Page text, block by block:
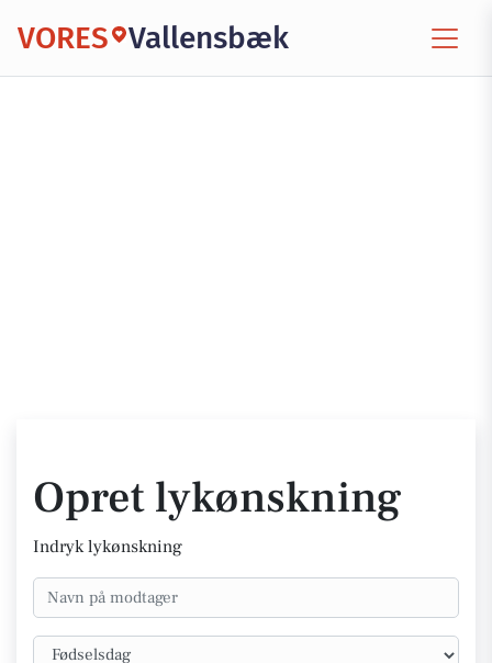
VORES Vallensbæk
Opret lykønskning
Indryk lykønskning